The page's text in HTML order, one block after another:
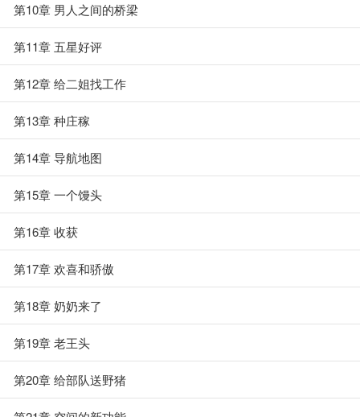
第10章 男人之间的桥梁
第11章 五星好评
第12章 给二姐找工作
第13章 种庄稼
第14章 导航地图
第15章 一个馒头
第16章 收获
第17章 欢喜和骄傲
第18章 奶奶来了
第19章 老王头
第20章 给部队送野猪